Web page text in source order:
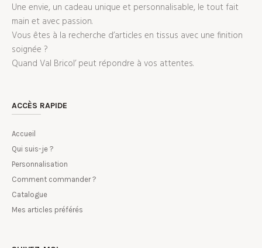
Une envie, un cadeau unique et personnalisable, le tout fait
main et avec passion.
Vous êtes à la recherche d’articles en tissus avec une finition
soignée ?
Quand Val Bricol’ peut répondre à vos attentes.
ACCÈS RAPIDE
Accueil
Qui suis-je ?
Personnalisation
Comment commander ?
Catalogue
Mes articles préférés